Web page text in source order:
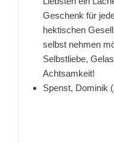
Geschenk für
hektischen
selbst nehmen
Selbstliebe,
Achtsamkeit!
Spenst, Dominik